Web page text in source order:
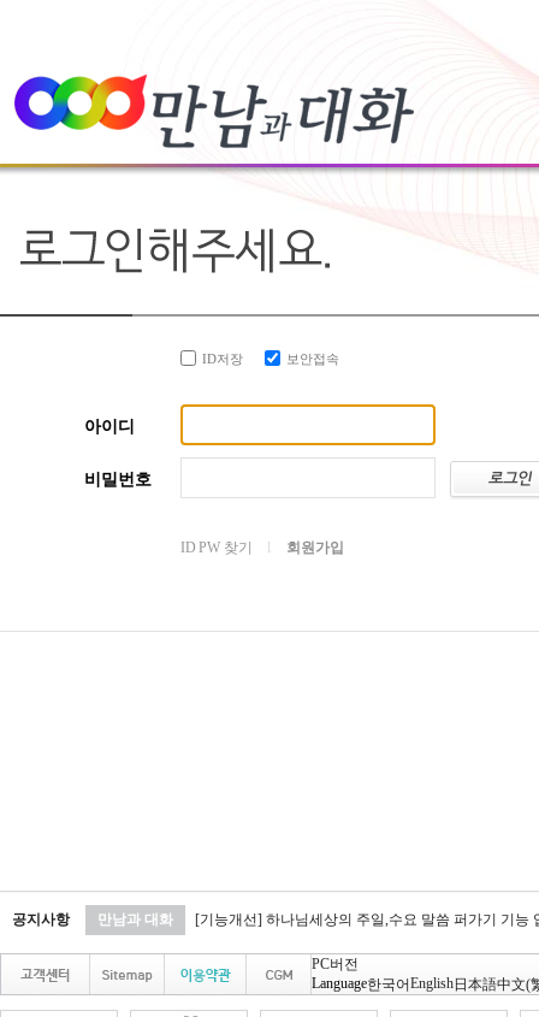
ID저장 보안접속
아이디
비밀번호
ID PW 찾기 회원가입
공지사항 만남과 대화 [기능개선] 하나님세상의 주일,수요 말씀 퍼가기 기능
PC버전
Language한국어English日本語中文(